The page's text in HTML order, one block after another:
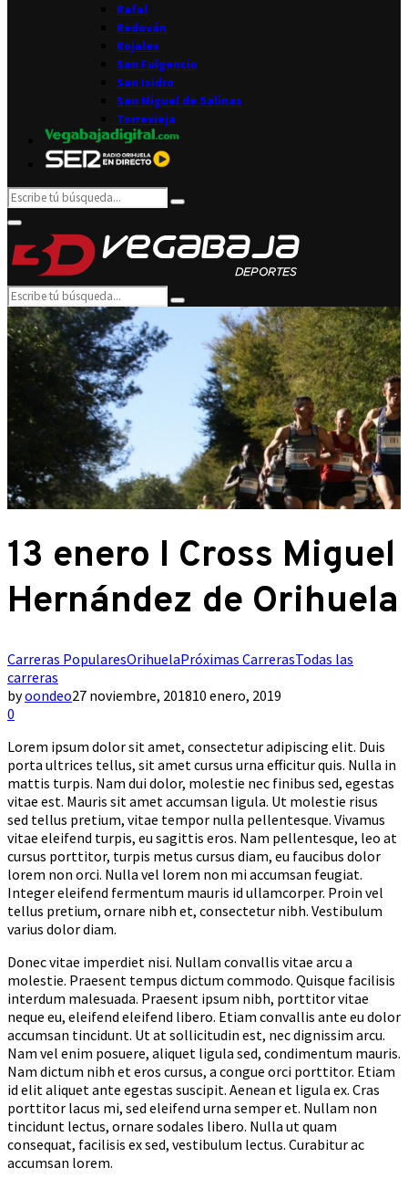
Rafal
Redován
Rojales
San Fulgencio
San Isidro
San Miguel de Salinas
Torrevieja
Search
for:
Search
Primary
Menu
Search
for:
Search
13 enero I Cross Miguel
Hernández de Orihuela
Carreras PopularesOrihuelaPróximas CarrerasTodas las
carreras
byoondeo27 noviembre, 201810 enero, 2019
0
Lorem ipsum dolor sit amet, consectetur adipiscing elit. Duis
porta ultrices tellus, sit amet cursus urna efficitur quis. Nulla in
mattis turpis. Nam dui dolor, molestie nec finibus sed, egestas
vitae est. Mauris sit amet accumsan ligula. Ut molestie risus
sed tellus pretium, vitae tempor nulla pellentesque. Vivamus
vitae eleifend turpis, eu sagittis eros. Nam pellentesque, leo at
cursus porttitor, turpis metus cursus diam, eu faucibus dolor
lorem non orci. Nulla vel lorem non mi accumsan feugiat.
Integer eleifend fermentum mauris id ullamcorper. Proin vel
tellus pretium, ornare nibh et, consectetur nibh. Vestibulum
varius dolor diam.
Donec vitae imperdiet nisi. Nullam convallis vitae arcu a
molestie. Praesent tempus dictum commodo. Quisque facilisis
interdum malesuada. Praesent ipsum nibh, porttitor vitae
neque eu, eleifend eleifend libero. Etiam convallis ante eu dolor
accumsan tincidunt. Ut at sollicitudin est, nec dignissim arcu.
Nam vel enim posuere, aliquet ligula sed, condimentum mauris.
Nam dictum nibh et eros cursus, a congue orci porttitor. Etiam
id elit aliquet ante egestas suscipit. Aenean et ligula ex. Cras
porttitor lacus mi, sed eleifend urna semper et. Nullam non
tincidunt lectus, ornare sodales libero. Nulla ut quam
consequat, facilisis ex sed, vestibulum lectus. Curabitur ac
accumsan lorem.